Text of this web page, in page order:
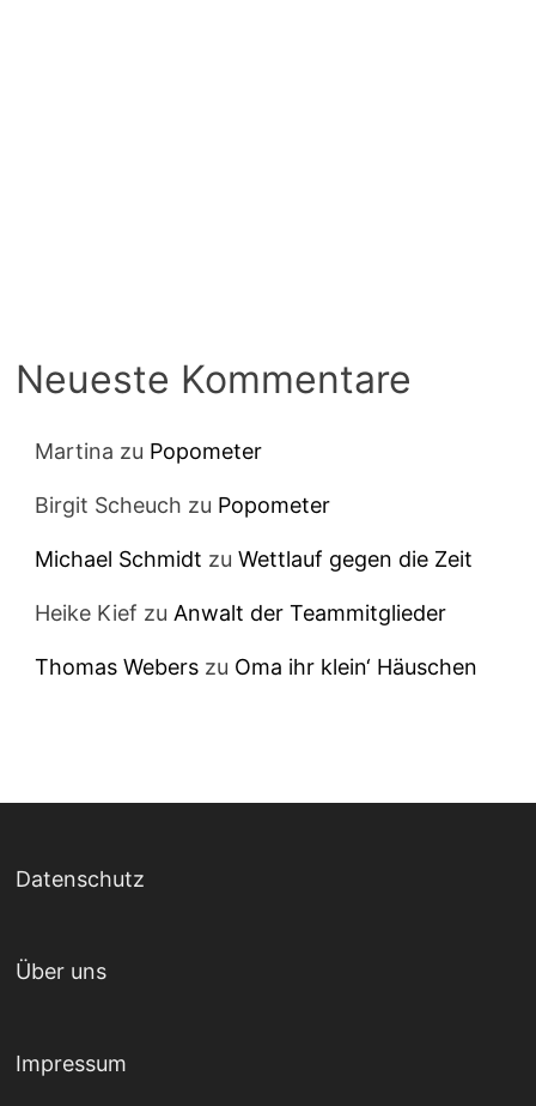
Neueste Kommentare
Martina zu Popometer
Birgit Scheuch zu Popometer
Michael Schmidt zuWettlauf gegen die Zeit
Heike Kief zu Anwalt der Teammitglieder
Thomas Webers zu Oma ihr klein‘ Häuschen
Datenschutz
Über uns
Impressum